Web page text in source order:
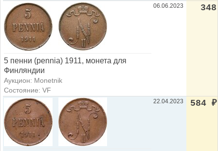
5 пенни (pennia) 1911, монета для
Финляндии
Аукцион: Monetnik
Состояние: VF
06.06.2023 348
22.04.2023 584 ₽